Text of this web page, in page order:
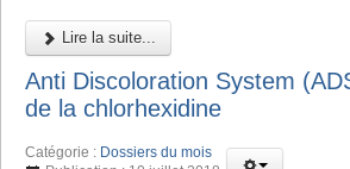
Lire la suite...
Anti Discoloration System
de la chlorhexidine
Catégorie : Dossiers du mois